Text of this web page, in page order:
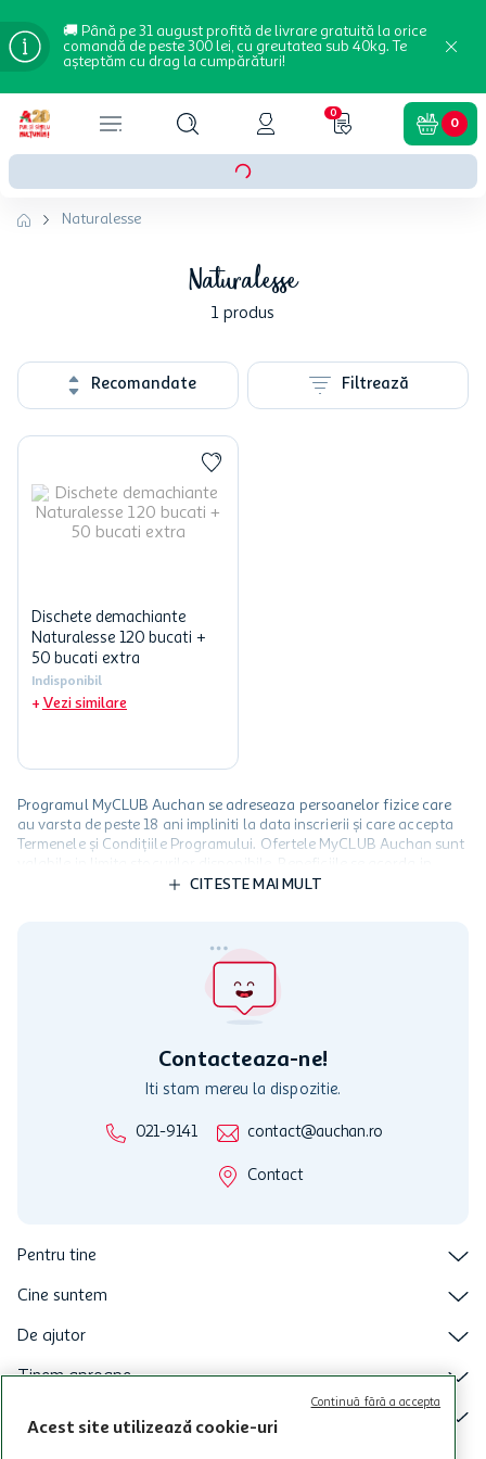
🚚 Până pe 31 august profită de livrare gratuită la orice
comandă de peste 300 lei, cu greutatea sub 40kg. Te
așteptăm cu drag la cumpărături!
0
0
Naturalesse
Naturalesse
1 produs
Recomandate Filtrează
Dischete demachiante
Naturalesse 120 bucati +
50 bucati extra
Indisponibil
Vezi similare
Programul MyCLUB Auchan se adreseaza persoanelor fizice care
au varsta de peste 18 ani impliniti la data inscrierii și care accepta
Termenele și Condițiile Programului. Ofertele MyCLUB Auchan sunt
limita a 12 unitati / card client o singura data in perioada promotiei.
activitati in afara celor mentionate in Termene si Conditii. Auchan
nu raspunde pentru imposibilitatea utilizarii Cardului in perioada in
care aceste este suspendat sau in perioada in care sunt efectuate
CITESTE MAI MULT
Contacteaza-ne!
Iti stam mereu la dispozitie.
021-9141 contact@auchan.ro
Contact
Pentru tine
Cine suntem
De ajutor
Tinem aproape
Categorii principale
Acest site utilizează cookie-uri
Continuă fără a accepta